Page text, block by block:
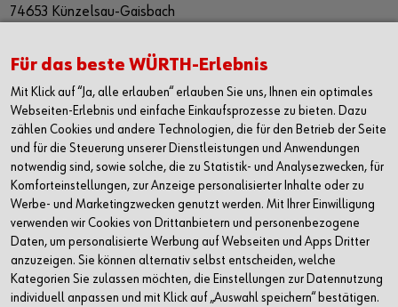
74653 Künzelsau-Gaisbach
Alle Kontaktmöglichkeiten
+49 7940 15-2400
info@wuerth.com
Für das beste WÜRTH-Erlebnis
Mit Klick auf “Ja, alle erlauben“ erlauben Sie uns, Ihnen ein optimales
Webseiten-Erlebnis und einfache Einkaufsprozesse zu bieten. Dazu
zählen Cookies und andere Technologien, die für den Betrieb der Seite
und für die Steuerung unserer Dienstleistungen und Anwendungen
notwendig sind, sowie solche, die zu Statistik- und Analysezwecken, für
Komforteinstellungen, zur Anzeige personalisierter Inhalte oder zu
Werbe- und Marketingzwecken genutzt werden. Mit Ihrer Einwilligung
verwenden wir Cookies von Drittanbietern und personenbezogene
Daten, um personalisierte Werbung auf Webseiten und Apps Dritter
anzuzeigen. Sie können alternativ selbst entscheiden, welche
Kategorien Sie zulassen möchten, die Einstellungen zur Datennutzung
individuell anpassen und mit Klick auf „Auswahl speichern“ bestätigen.